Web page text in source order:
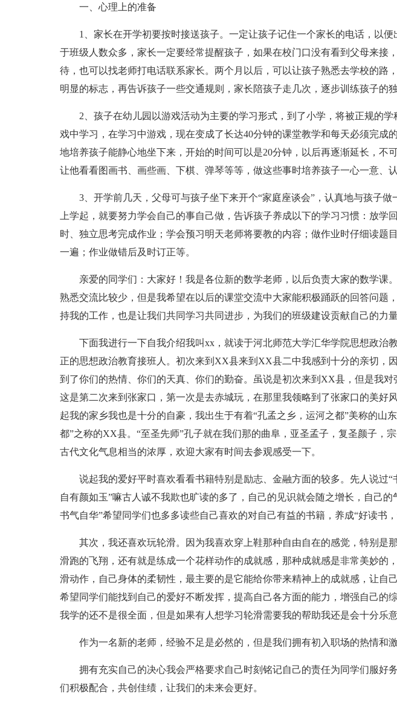
一、心理上的准备
1、家长在开学初要按时接送孩子。一定让孩子记住一个家长的电话，以
于班级人数众多，家长一定要经常提醒孩子，如果在校门口没有看到父母来接
待，也可以找老师打电话联系家长。两个月以后，可以让孩子熟悉去学校的路
明显的标志，再告诉孩子一些交通规则，家长陪孩子走几次，逐步训练孩子的独
2、孩子在幼儿园以游戏活动为主要的学习形式，到了小学，将被正规的
戏中学习，在学习中游戏，现在变成了长达40分钟的课堂教学和每天必须完成
地培养孩子能静心地坐下来，开始的时间可以是20分钟，以后再逐渐延长，不
让他看看图画书、画些画、下棋、弹琴等等，做这些事时培养孩子一心一意、认
3、开学前几天，父母可与孩子坐下来开个“家庭座谈会”，认真地与孩子做
上学起，就要努力学会自己的事自己做，告诉孩子养成以下的学习习惯：放学
时、独立思考完成作业；学会预习明天老师将要教的内容；做作业时仔细读题
一遍；作业做错后及时订正等。
亲爱的同学们：大家好！我是各位新的数学老师，以后负责大家的数学课
熟悉交流比较少，但是我希望在以后的课堂交流中大家能积极踊跃的回答问题
持我的工作，也是让我们共同学习共同进步，为我们的班级建设贡献自己的力量
下面我进行一下自我介绍我叫xx，就读于河北师范大学汇华学院思想政治
正的思想政治教育接班人。初次来到XX县来到XX县二中我感到十分的亲切，
到了你们的热情、你们的天真、你们的勤奋。虽说是初次来到XX县，但是我对
这是第二次来到张家口，第一次是去赤城玩，在那里我领略到了张家口的美好
起我的家乡我也是十分的自豪，我出生于有着“孔孟之乡，运河之都”美称的山
都”之称的XX县。“至圣先师”孔子就在我们那的曲阜，亚圣孟子，复圣颜子，
古代文化气息相当的浓厚，欢迎大家有时间去参观感受一下。
说起我的爱好平时喜欢看看书籍特别是励志、金融方面的较多。先人说过“
自有颜如玉”嘛古人诚不我欺也旷读的多了，自己的见识就会随之增长，自己的
书气自华”希望同学们也多多读些自己喜欢的对自己有益的书籍，养成“好读书，
其次，我还喜欢玩轮滑。因为我喜欢穿上鞋那种自由自在的感觉，特别是
滑跑的飞翔，还有就是练成一个花样动作的成就感，那种成就感是非常美妙的
滑动作，自己身体的柔韧性，最主要的是它能给你带来精神上的成就感，让自
希望同学们能找到自己的爱好不断发挥，提高自己各方面的能力，增强自己的
我学的还不是很全面，但是如果有人想学习轮滑需要我的帮助我还是会十分乐意
作为一名新的老师，经验不足是必然的，但是我们拥有初入职场的热情和激
拥有充实自己的决心我会严格要求自己时刻铭记自己的责任为同学们服好
们积极配合，共创佳绩，让我们的未来会更好。